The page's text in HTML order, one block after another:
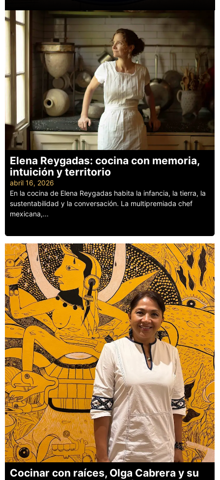
Elena Reygadas: cocina con memoria,
intuición y territorio
abril 16, 2026
En la cocina de Elena Reygadas habita la infancia, la tierra, la
sustentabilidad y la conversación. La multipremiada chef
mexicana,...
Cocinar con raíces, Olga Cabrera y su